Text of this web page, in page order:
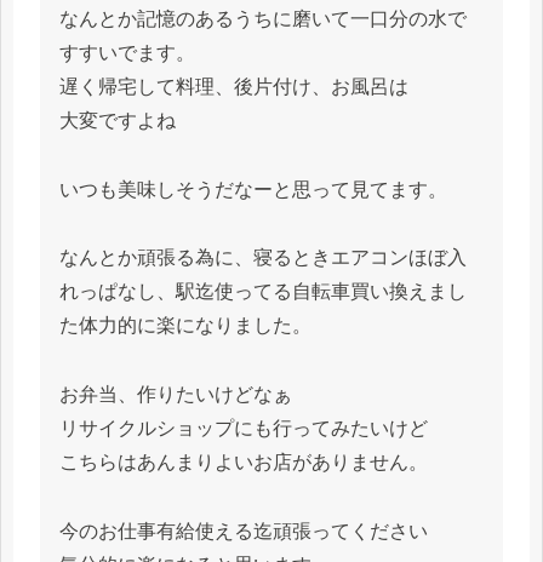
なんとか記憶のあるうちに磨いて一口分の水で
すすいでます。
遅く帰宅して料理、後片付け、お風呂は
大変ですよね
いつも美味しそうだなーと思って見てます。
なんとか頑張る為に、寝るときエアコンほぼ入
れっぱなし、駅迄使ってる自転車買い換えまし
た体力的に楽になりました。
お弁当、作りたいけどなぁ
リサイクルショップにも行ってみたいけど
こちらはあんまりよいお店がありません。
今のお仕事有給使える迄頑張ってください